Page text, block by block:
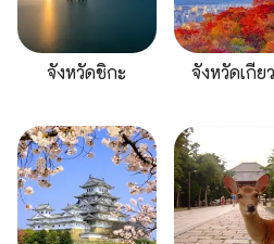
จังหวัดชิกะ จังหวัดเกีย